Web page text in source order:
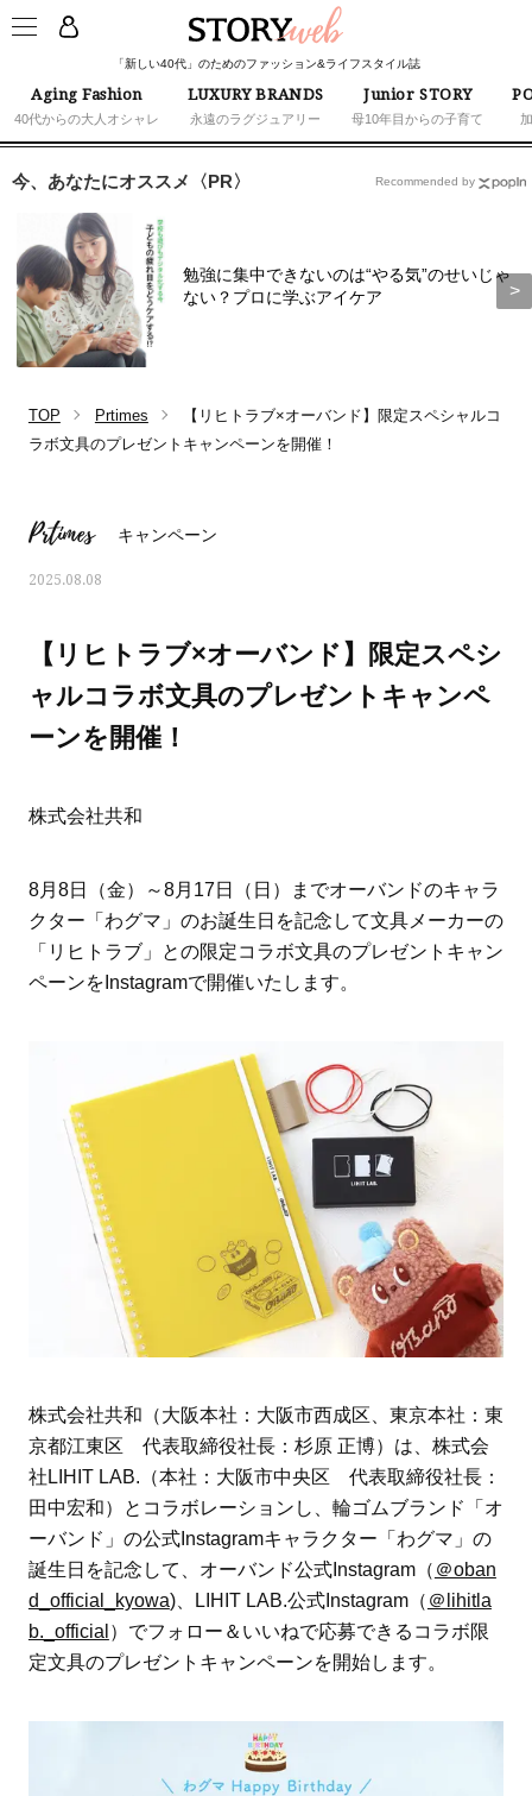
「新しい40代」のためのファッション&ライフスタイル誌
Aging Fashion
40代からの大人オシャレ
LUXURY BRANDS
永遠のラグジュアリー
Junior STORY
母10年目からの子育て
す
ママとパパに贈る「ジェンダーレ
ス学」
人気の40代髪型・ヘ
タログ
今、あなたにオススメ〈PR〉
勉強に集中できないのは“やる気”のせいじゃ
ない？プロに学ぶアイケア
Recommended by
TOP Prtimes
【リヒトラブ×オーバンド】限定スペシャルコ
ラボ文具のプレゼントキャンペーンを開催！
Prtimes キャンペーン
2025.08.08
【リヒトラブ×オーバンド】限定スペシ
ャルコラボ文具のプレゼントキャンペ
ーンを開催！
株式会社共和
8月8日（金）～8月17日（日）までオーバンドのキャラ
クター「わグマ」のお誕生日を記念して文具メーカーの
「リヒトラブ」との限定コラボ文具のプレゼントキャン
ペーンをInstagramで開催いたします。
株式会社共和（大阪本社：大阪市西成区、東京本社：東
京都江東区 代表取締役社長：杉原 正博）は、株式会
社LIHIT LAB.（本社：大阪市中央区 代表取締役社長：
田中宏和）とコラボレーションし、輪ゴムブランド「オ
ーバンド」の公式Instagramキャラクター「わグマ」の
誕生日を記念して、オーバンド公式Instagram（ ＠oban
d_official_kyowa)、LIHIT LAB.公式Instagram（ ＠lihitla
b._official ）でフォロー＆いいねで応募できるコラボ限
定文具のプレゼントキャンペーンを開始します。